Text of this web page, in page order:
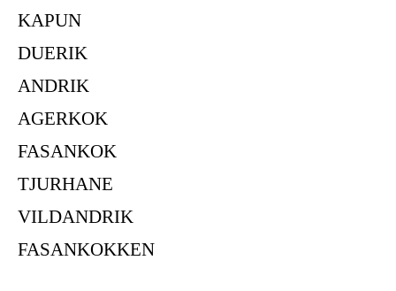
KAPUN
DUERIK
ANDRIK
AGERKOK
FASANKOK
TJURHANE
VILDANDRIK
FASANKOKKEN